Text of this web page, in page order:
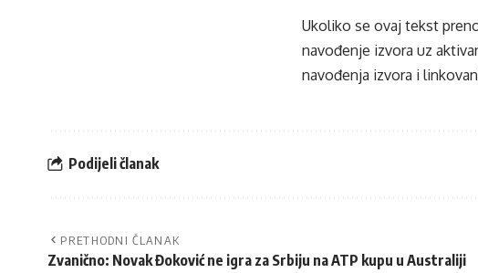
Ukoliko se ovaj tekst
navođenje izvora uz
navođenja izvora i
Podijeli članak
PRETHODNI ČLANAK
Zvanično: Novak Đoković ne igra za Srbiju na ATP kupu u Australiji